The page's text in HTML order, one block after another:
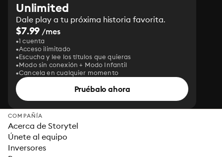
Unlimited
Dale play a tu próxima historia favorita.
$7.99 /mes
1 cuenta
Acceso ilimitado
Escucha y lee los títulos que quieras
Modo sin conexión + Modo Infantil
Cancela en cualquier momento
Pruébalo ahora
COMPAÑÍA
Acerca de Storytel
Únete al equipo
Inversores